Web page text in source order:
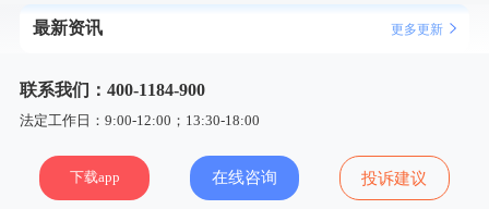
最新资讯 更多更新
联系我们：400-1184-900
法定工作日：9:00-12:00；13:30-18:00
下载app 在线咨询 投诉建议